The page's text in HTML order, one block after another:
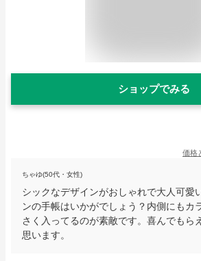
ショップでみる
価格
ちゃゆ(50代・女性)
シックなデザインがおしゃれで大人可愛
ンの手帳はいかがでしょう？内側にもカ
さく入ってるのが素敵です。喜んでもら
思います。